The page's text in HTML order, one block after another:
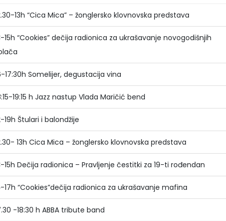
13h “Cica Mica” – žonglersko klovnovska predstava
15h “Cookies” dečija radionica za ukrašavanje novogodišnjih
17:30h Somelijer, degustacija vina
19:15 h Jazz nastup Vlada Maričić bend
19h Štulari i balondžije
13h Cica Mica – žonglersko klovnovska predstava
15h Dečija radionica – Pravljenje čestitki za 19-ti rođendan
17h “Cookies”dečija radionica za ukrašavanje mafina
-18:30 h ABBA tribute band